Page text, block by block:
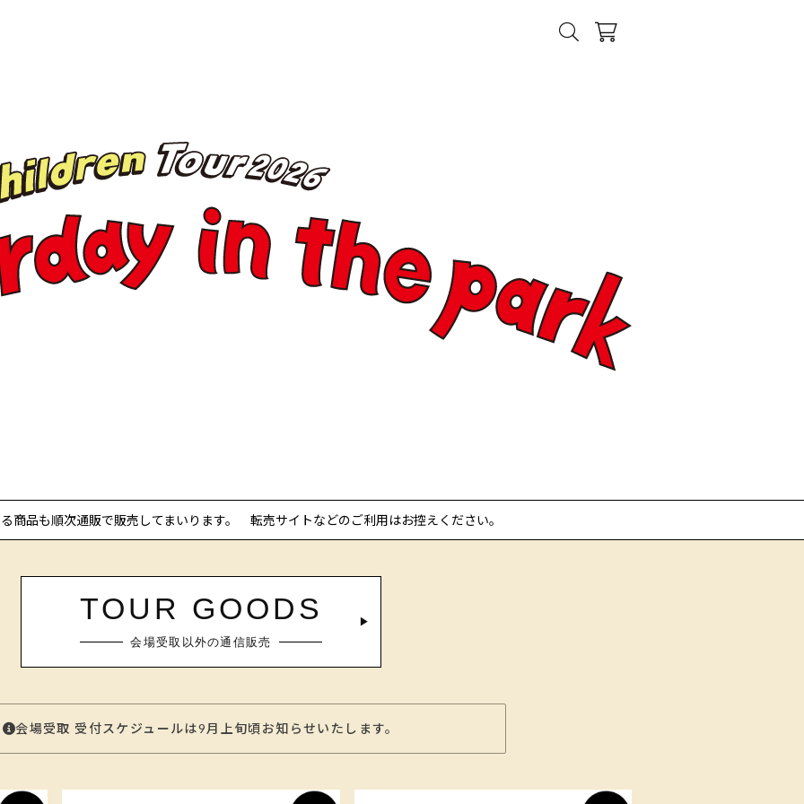
商品も順次通販で販売してまいります。 転売サイトなどのご利用はお控えください。
TOUR GOODS
会場受取以外の通信販売
会場受取 受付スケジュールは9月上旬頃お知らせいたします。